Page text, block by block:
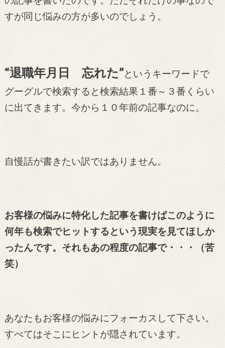
すが同じ悩みの方が多いのでしょう。
“退職年月日 忘れた”というキーワードで
グーグルで検索すると検索結果１番～３番くらい
に出てきます。今から１０年前の記事なのに。
自慢話が書きたい訳ではありません。
お客様の悩みに特化した記事を書けばこのように
何年も検索でヒットするという現実を見てほしか
ったんです。それもあの程度の記事で・・・（苦
笑）
あなたもお客様の悩みにフォーカスして下さい。
すべてはそこにヒントが隠されています。